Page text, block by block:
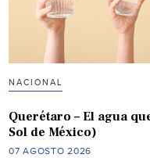
NACIONAL
Querétaro – El agua
Sol de México)
07 AGOSTO 2026